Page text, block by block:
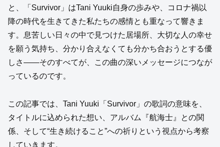
と、「Survivor」はTani Yuuki自身の歩みや、コロナ禍以
降の時代を生きてきた私たちの感情とも重なって響きま
す。息苦しい日々の中で見つけた居場所、大切な人の幸せ
を願う気持ち、分かり合えなくても分かち合おうとする優
しさ——そのすべてが、この曲の深いメッセージにつなが
っているのです。
この記事では、Tani Yuuki「Survivor」の歌詞の意味を、
タイトルに込められた想い、アルバム『航海士』との関
係、そして“生き続けること”への祈りという視点から考察
していきます。